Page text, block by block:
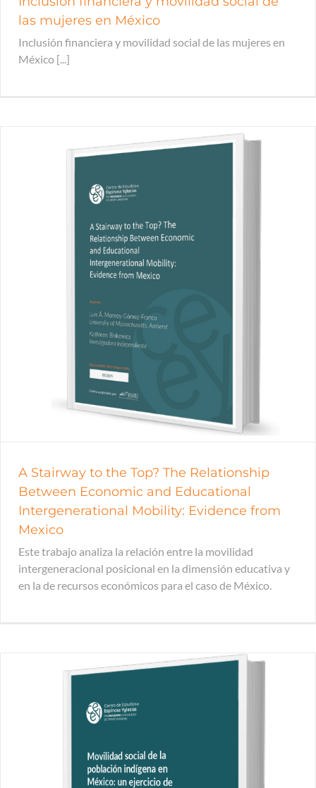
las mujeres en México
Inclusión financiera y movilidad social de las mujeres en
México [...]
A Stairway to the Top? The Relationship
Between Economic and Educational
Intergenerational Mobility: Evidence from
Mexico
Este trabajo analiza la relación entre la movilidad
intergeneracional posicional en la dimensión educativa y
en la de recursos económicos para el caso de México.